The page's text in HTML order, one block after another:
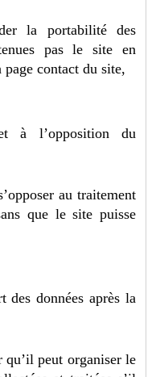
la portabilité des
pas le site en
contact du site,
à l’opposition du
au traitement
que le site puisse
des données après la
qu’il peut organiser le